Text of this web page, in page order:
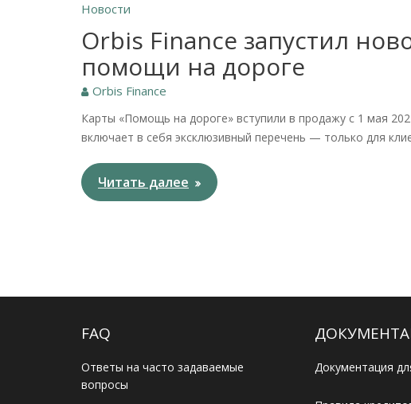
Новости
Orbis Finance запустил
помощи на дороге
Orbis Finance
Карты «Помощь на дороге» вступили в продажу с 1 мая
включает в себя эксклюзивный перечень — только для
Читать далее
FAQ
Ответы на часто задаваемые
вопросы
Документация